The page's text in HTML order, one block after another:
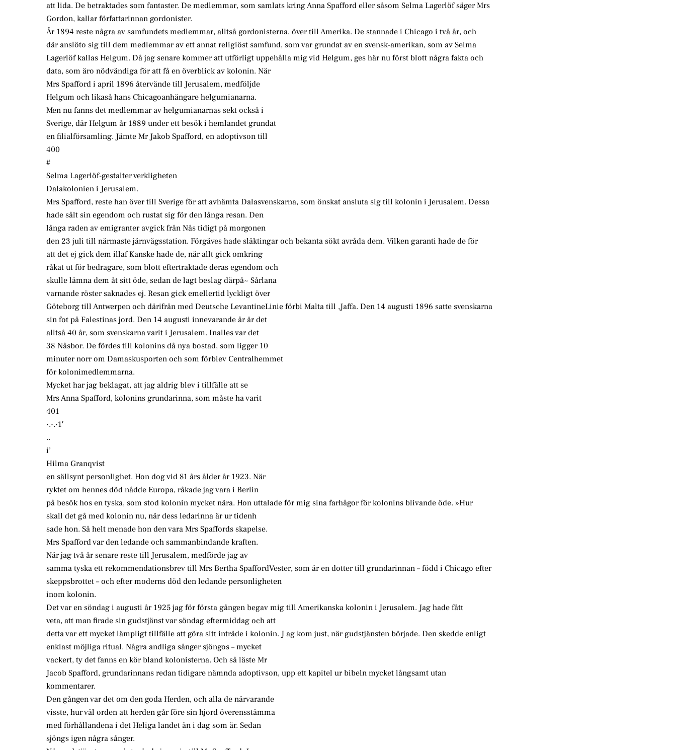
att lida. De betraktades som fantaster. De medlemmar, som samlats kring Anna Spafford eller såsom Selma Lagerlöf säger Mrs
Gordon, kallar författarinnan gordonister.
År 1894 reste några av samfundets medlemmar, alltså gordonisterna, över till Amerika. De stannade i Chicago i två år, och
där anslöto sig till dem medlemmar av ett annat religiöst samfund, som var grundat av en svensk-amerikan, som av Selma
Lagerlöf kallas Helgum. Då jag senare kommer att utförligt uppehålla mig vid Helgum, ges här nu först blott några fakta och
data, som äro nödvändiga för att få en överblick av kolonin. När
Mrs Spafford i april 1896 återvände till Jerusalem, medföljde
Helgum och likaså hans Chicagoanhängare helgumianarna.
Men nu fanns det medlemmar av helgumianarnas sekt också i
Sverige, där Helgum år 1889 under ett besök i hemlandet grundat
en filialförsamling. Jämte Mr Jakob Spafford, en adoptivson till
400
#
Selma Lagerlöf-gestalter verkligheten
Dalakolonien i Jerusalem.
Mrs Spafford, reste han över till Sverige för att avhämta Dalasvenskarna, som önskat ansluta sig till kolonin i Jerusalem. Dessa
hade sålt sin egendom och rustat sig för den långa resan. Den
långa raden av emigranter avgick från Nås tidigt på morgonen
den 23 juli till närmaste järnvägsstation. Förgäves hade släktingar och bekanta sökt avråda dem. Vilken garanti hade de för
att det ej gick dem illaf Kanske hade de, när allt gick omkring
råkat ut för bedragare, som blott eftertraktade deras egendom och
skulle lämna dem åt sitt öde, sedan de lagt beslag därpå~ Sårlana
varnande röster saknades ej. Resan gick emellertid lyckligt över
Göteborg till Antwerpen och därifrån med Deutsche LevantineLinie förbi Malta till ,Jaffa. Den 14 augusti 1896 satte svenskarna
sin fot på Falestinas jord. Den 14 augusti innevarande år är det
alltså 40 år, som svenskarna varit i Jerusalem. Inalles var det
38 Nåsbor. De fördes till kolonins då nya bostad, som ligger 10
minuter norr om Damaskusporten och som förblev Centralhemmet
för kolonimedlemmarna.
Mycket har jag beklagat, att jag aldrig blev i tillfälle att se
Mrs Anna Spafford, kolonins grundarinna, som måste ha varit
401
·.·.·1′
..
i’
Hilma Granqvist
en sällsynt personlighet. Hon dog vid 81 års ålder år 1923. När
ryktet om hennes död nådde Europa, råkade jag vara i Berlin
på besök hos en tyska, som stod kolonin mycket nära. Hon uttalade för mig sina farhågor för kolonins blivande öde. »Hur
skall det gå med kolonin nu, när dess ledarinna är ur tidenh
sade hon. Så helt menade hon den vara Mrs Spaffords skapelse.
Mrs Spafford var den ledande och sammanbindande kraften.
När jag två år senare reste till Jerusalem, medförde jag av
samma tyska ett rekommendationsbrev till Mrs Bertha SpaffordVester, som är en dotter till grundarinnan – född i Chicago efter
skeppsbrottet – och efter moderns död den ledande personligheten
inom kolonin.
Det var en söndag i augusti år 1925 jag för första gången begav mig till Amerikanska kolonin i Jerusalem. Jag hade fått
veta, att man firade sin gudstjänst var söndag eftermiddag och att
detta var ett mycket lämpligt tillfälle att göra sitt inträde i kolonin. J ag kom just, när gudstjänsten började. Den skedde enligt
enklast möjliga ritual. Några andliga sånger sjöngos – mycket
vackert, ty det fanns en kör bland kolonisterna. Och så läste Mr
Jacob Spafford, grundarinnans redan tidigare nämnda adoptivson, upp ett kapitel ur bibeln mycket långsamt utan
kommentarer.
Den gången var det om den goda Herden, och alla de närvarande
visste, hur väl orden att herden går före sin hjord överensstämma
med förhållandena i det Heliga landet än i dag som är. Sedan
sjöngs igen några sånger.